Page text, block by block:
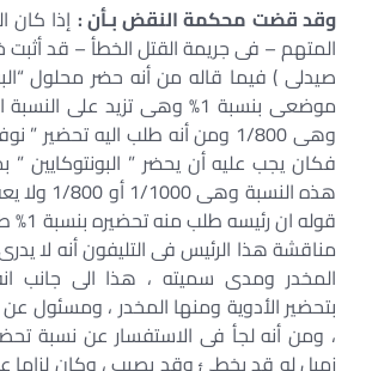
وقد قضت محكمة النقض بـأن : إذا كان
المتهم – فى جريمة القتل الخطأ – قد أثبت
صيدلى ) فيما قاله من أنه حضر محلول
موضعى بنسبة 1% وهى تزيد على
فكان يجب عليه أن يحضر ” البونتوكايين ”
هذه النسبة
قوله
مناقشة هذا الرئيس فى التليفون أنه لا
المخدر ومدى سميته ، هذا الى
بتحضير الأدوية ومنها المخدر ، ومسئول
، ومن أنه لجأ فى الاستفسار عن نسبة
زميل له قد يخطئ وقد يصيب ، وكان لزاما